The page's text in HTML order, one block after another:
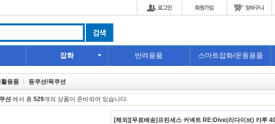
잡화 반려용품 스마트잡화/운동용품
용품 등쿠션/목쿠션
션 에서 총 529개의 상품이 준비되어 있습니다.
[해외][무료배송]프린세스 커넥트 RE:Dive(리다이브) 캬루